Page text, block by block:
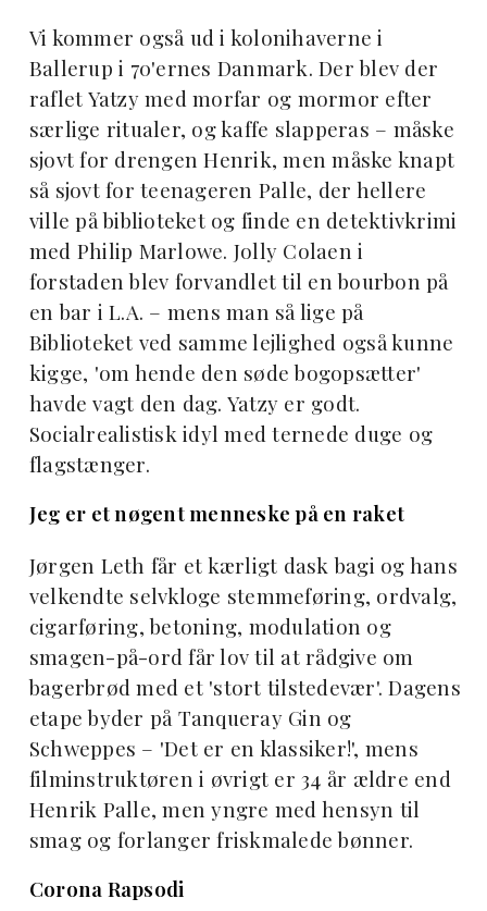
Vi kommer også ud i kolonihaverne i
Ballerup i 70'ernes Danmark. Der blev der
raflet Yatzy med morfar og mormor efter
særlige ritualer, og kaffe slapperas – måske
sjovt for drengen Henrik, men måske knapt
så sjovt for teenageren Palle, der hellere
ville på biblioteket og finde en detektivkrimi
med Philip Marlowe. Jolly Colaen i
forstaden blev forvandlet til en bourbon på
en bar i L.A. – mens man så lige på
Biblioteket ved samme lejlighed også kunne
kigge, 'om hende den søde bogopsætter'
havde vagt den dag. Yatzy er godt.
Socialrealistisk idyl med ternede duge og
flagstænger.
Jeg er et nøgent menneske på en raket
Jørgen Leth får et kærligt dask bagi og hans
velkendte selvkloge stemmeføring, ordvalg,
cigarføring, betoning, modulation og
smagen-på-ord får lov til at rådgive om
bagerbrød med et 'stort tilstedevær'. Dagens
etape byder på Tanqueray Gin og
Schweppes – 'Det er en klassiker!', mens
filminstruktøren i øvrigt er 34 år ældre end
Henrik Palle, men yngre med hensyn til
smag og forlanger friskmalede bønner.
Corona Rapsodi